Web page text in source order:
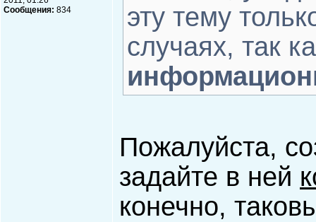
Сообщения: 834
эту тему
случаях, так
Пожалуйста,
задайте в ней
конечно,